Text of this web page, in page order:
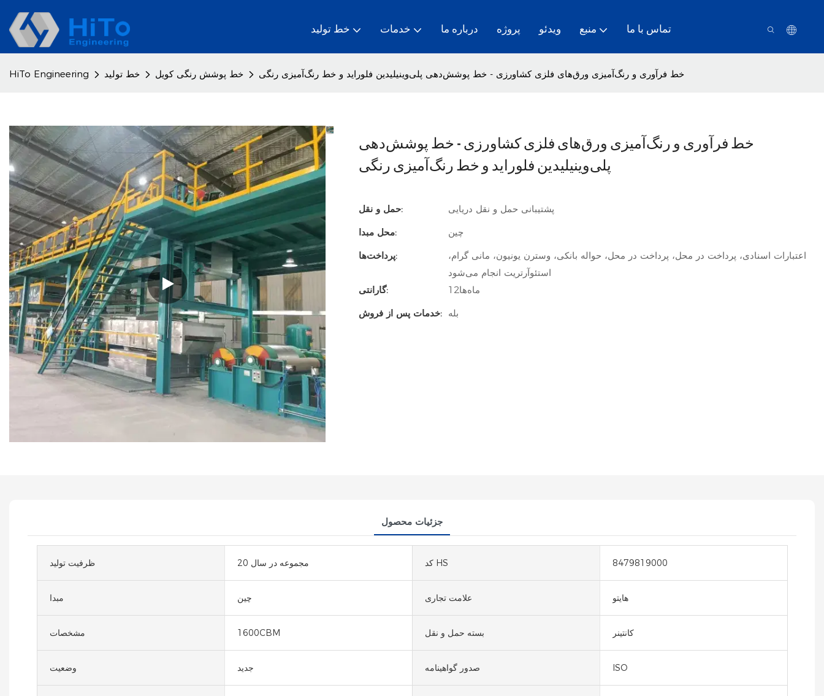
خط تولید خدمات درباره ما پروژه ویدئو منبع تماس با ما
HiTo Engineering خط تولید خط پوشش رنگی کویل خط فرآوری و رنگ‌آمیزی ورق‌های فلزی کشاورزی - خط پوشش‌دهی پلی‌وینیلیدین فلوراید و خط رنگ‌آمیزی رنگی
خط فرآوری و رنگ‌آمیزی ورق‌های فلزی کشاورزی - خط پوشش‌دهی
پلی‌وینیلیدین فلوراید و خط رنگ‌آمیزی رنگی
حمل و نقل:
پشتیبانی حمل و نقل دریایی
محل مبدا:
چین
پرداخت‌ها:
اعتبارات اسنادی، پرداخت در محل، پرداخت در محل، حواله بانکی، وسترن یونیون، مانی گرام،
استئوآرتریت انجام می‌شود
گارانتی:
ماه‌ها12
خدمات پس از فروش: بله
جزئیات محصول
ظرفیت تولید 20 مجموعه در سال کد HS 8479819000
مبدا چین علامت تجاری هایتو
مشخصات 1600CBM بسته حمل و نقل کانتینر
وضعیت جدید صدور گواهینامه ISO